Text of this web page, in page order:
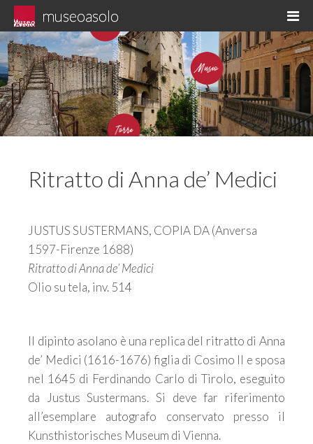
Skip
to
content
museoasolo
Asolo museo diffuso
Ritratto di Anna de’ Medici
JUSTUS SUSTERMANS, COPIA DA (Anversa
1597-Firenze 1688)
Ritratto di Anna de’ Medici
Olio su tela, inv. 514
Il dipinto asolano è una replica del ritratto di Anna
de’ Medici (1616-1676) figlia di Cosimo II e sposa
nel 1645 di Ferdinando Carlo di Tirolo, eseguito
da Justus Sustermans. Si deve far riferimento
all’esemplare autografo conservato presso il
Kunsthistorisches Museum di Vienna.